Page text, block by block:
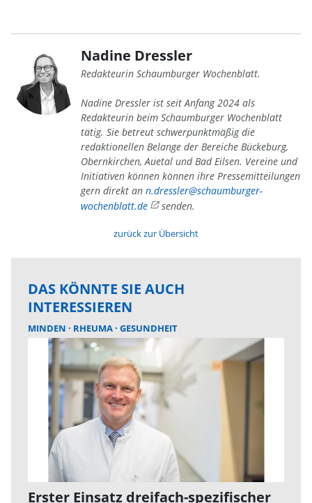
Nadine Dressler
Redakteurin Schaumburger Wochenblatt.
Nadine Dressler ist seit Anfang 2024 als
Redakteurin beim Schaumburger Wochenblatt
tätig. Sie betreut schwerpunktmäßig die
redaktionellen Belange der Bereiche Bückeburg,
Obernkirchen, Auetal und Bad Eilsen. Vereine und
Initiativen können können ihre Pressemitteilungen
gern direkt an n.dressler@schaumburger-
wochenblatt.de
senden.
zurück zur Übersicht
DAS KÖNNTE SIE AUCH
INTERESSIEREN
MINDEN RHEUMA GESUNDHEIT
Erster Einsatz dreifach-spezifischer